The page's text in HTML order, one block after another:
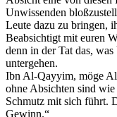
Unwissenden
Leute dazu zu bringen,
Beabsichtigt mit euren
denn in der Tat das,
untergehen.
Ibn Al-Qayyim, möge
ohne Absichten sind
Schmutz mit sich führt.
Gewinn.“